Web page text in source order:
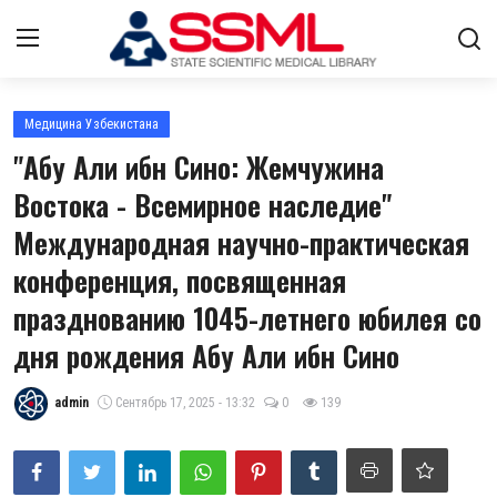
Авторизоваться
Главная
Архив журналов Узбекистана
О нас
Контакты
Стратегический план развития
Лента
Цифровые коллекции
Медицина Узбекистана
"Абу Али ибн Сино: Жемчужина
Востока - Всемирное наследие"
Международная научно-практическая
конференция, посвященная
празднованию 1045-летнего юбилея со
дня рождения Абу Али ибн Сино
admin Сентябрь 17, 2025 - 13:32 0 139